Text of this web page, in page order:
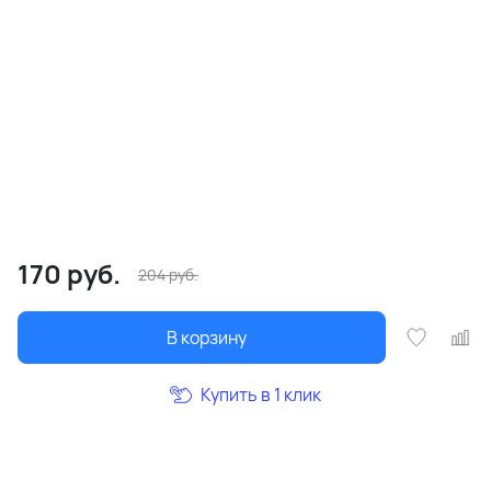
170 руб. 204руб.
В корзину
Купить в 1 клик